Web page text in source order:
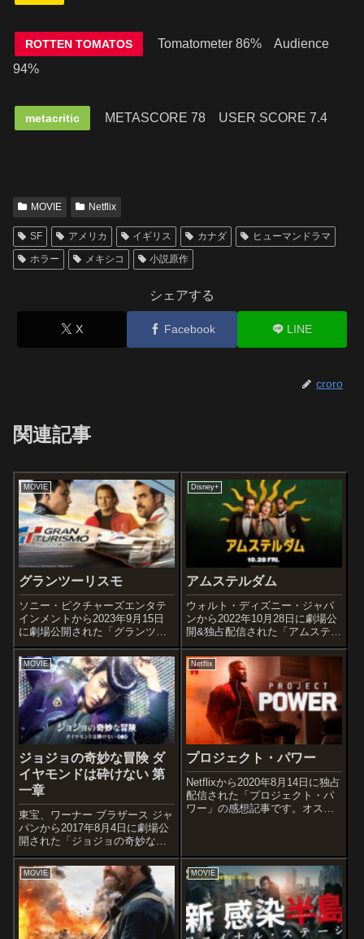
ROTTEN TOMATOS
Tomatometer 86% Audience
94%
metacritic METASCORE 78 USER SCORE 7.4
MOVIE Netflix
SF アメリカ イギリス カナダ
ヒューマンドラマ
ホラー
メキシコ 小説原作
シェアする
X Facebook LINE
croro
関連記事
MOVIE
グランツーリスモ
ソニー・ピクチャーズエンタテ
インメントから2023年9月15日
に劇場公開された「グランツー
リスモ」の感想記事です。世界
的人気を誇る日本発のゲーム
「グランツーリスモ」から生ま
れた実話をハリウッドで実写映
画化した作品です。オススメ度
あらすじ＆予...
Disney+
アムステルダム
ウォルト・ディズニー・ジャパ
ンから2022年10月28日に劇場公
開&独占配信された「アムステル
ダム」の感想記事です。1933年
に発覚した政治陰謀事件「ビジ
ネス・プロット」を題材に医
師、看護師、弁護士の3人の友人
がアメリカ軍将軍の殺害事件に
端...
MOVIE
ジョジョの奇妙な冒険 ダ
イヤモンドは砕けない 第
一章
東宝、ワーナー ブラザース ジャ
パンから2017年8月4日に劇場公
開された「ジョジョの奇妙な冒
険 ダイヤモンドは砕けない 第一
章」の感想記事です。荒木飛呂
彦の大人気漫画『ジョジョの奇
妙な冒険』の第4部の実写映像化
で、東宝とワーナー ブラザー...
Netflix
プロジェクト・パワー
Netflixから2020年8月14日に独占
配信された「プロジェクト・パ
ワー」の感想記事です。オスス
る輩たちにより街は犯罪で溢れ
るが、地元の刑事現地、密売...
MOVIE MOVIE